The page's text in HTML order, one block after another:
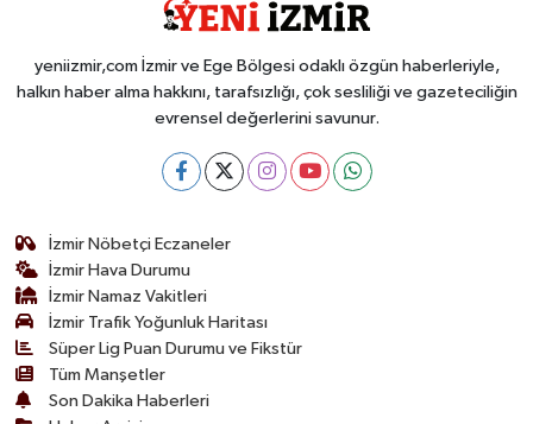
yeniizmir,com İzmir ve Ege Bölgesi odaklı özgün haberleriyle,
halkın haber alma hakkını, tarafsızlığı, çok sesliliği ve gazeteciliğin
evrensel değerlerini savunur.
İzmir Nöbetçi Eczaneler
İzmir Hava Durumu
İzmir Namaz Vakitleri
İzmir Trafik Yoğunluk Haritası
Süper Lig Puan Durumu ve Fikstür
Tüm Manşetler
Son Dakika Haberleri